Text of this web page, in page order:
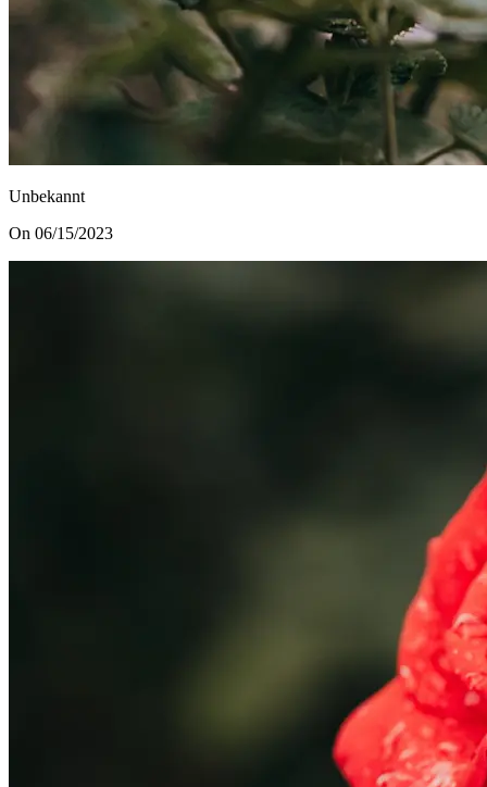
Unbekannt
On 06/15/2023